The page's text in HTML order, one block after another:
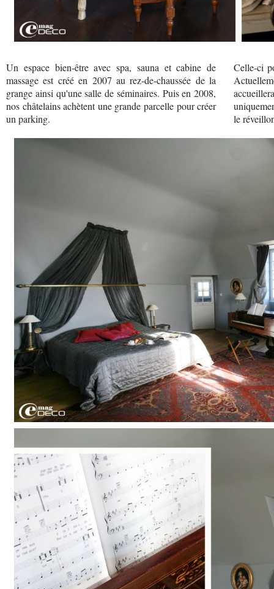
Un espace bien-être avec spa, sauna et cabine de
massage est créé en 2007 au rez-de-chaussée de la
grange ainsi qu'une salle de séminaires. Puis en 2008,
nos châtelains achètent une grande parcelle pour créer
un parking.
Celle-ci
le